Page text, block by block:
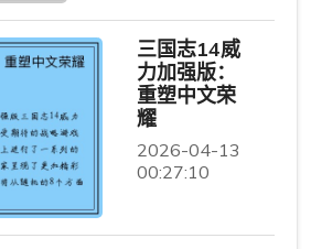
三国志14威
力加强版：
重塑中文荣
耀
2026-04-13
00:27:10